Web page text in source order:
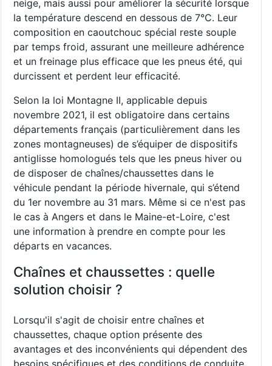
neige, mais aussi pour améliorer la sécurité lorsque
la température descend en dessous de 7°C. Leur
composition en caoutchouc spécial reste souple
par temps froid, assurant une meilleure adhérence
et un freinage plus efficace que les pneus été, qui
durcissent et perdent leur efficacité.
Selon la loi Montagne II, applicable depuis
novembre 2021, il est obligatoire dans certains
départements français (particulièrement dans les
zones montagneuses) de s’équiper de dispositifs
antiglisse homologués tels que les pneus hiver ou
de disposer de chaînes/chaussettes dans le
véhicule pendant la période hivernale, qui s’étend
du 1er novembre au 31 mars. Même si ce n'est pas
le cas à Angers et dans le Maine-et-Loire, c'est
une information à prendre en compte pour les
départs en vacances.
Chaînes et chaussettes : quelle
solution choisir ?
Lorsqu'il s'agit de choisir entre chaînes et
chaussettes, chaque option présente des
avantages et des inconvénients qui dépendent des